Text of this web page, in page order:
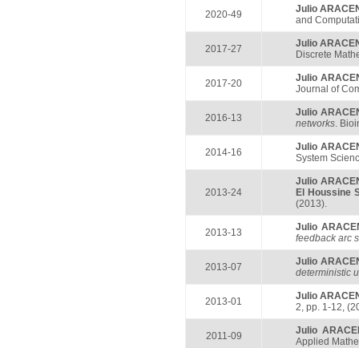
2020-49
Julio
and
2017-27
Julio
Discrete
2017-20
Julio
Journal of
2016-13
Julio
networks.
2014-16
Julio
System
2013-24
Julio
El Houssine
(2013).
2013-13
Julio
feedback arc
2013-07
Julio
deterministic
2013-01
Julio
2, pp. 1-12,
2011-09
Julio
Applied